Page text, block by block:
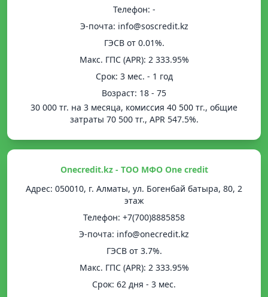
Телефон: -
Э-почта: info@soscredit.kz
ГЭСВ от 0.01%.
Mакс. ГПС (APR): 2 333.95%
Срок: 3 мес. - 1 год
Возраст: 18 - 75
30 000 тг. на 3 месяца, комиссия 40 500 тг., общие
затраты 70 500 тг., APR 547.5%.
Onecredit.kz - ТОО МФО One credit
Адрес: 050010, г. Алматы, ул. Богенбай батыра, 80, 2
этаж
Телефон: +7(700)8885858
Э-почта: info@onecredit.kz
ГЭСВ от 3.7%.
Mакс. ГПС (APR): 2 333.95%
Срок: 62 дня - 3 мес.